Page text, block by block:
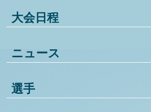
大会日程
ニュース
選手